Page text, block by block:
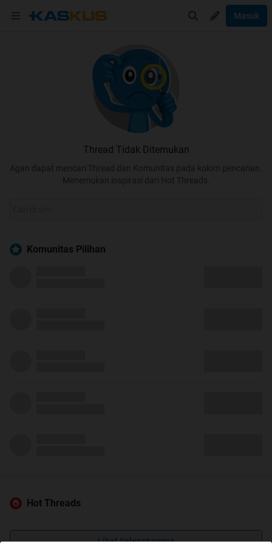
Masuk
Thread Tidak Ditemukan
Agan dapat mencari Thread dan Komunitas pada kolom pencarian.
Menemukan inspirasi dari Hot Threads.
Komunitas Pilihan
Hot Threads
Lihat Selengkapnya